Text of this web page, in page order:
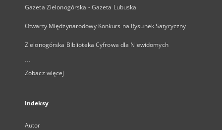
Gazeta Zielonogórska - Gazeta Lubuska
Otwarty Międzynarodowy Konkurs na Rysunek Satyryczny
Zielonogórska Biblioteka Cyfrowa dla Niewidomych
...
Zobacz więcej
Indeksy
Autor